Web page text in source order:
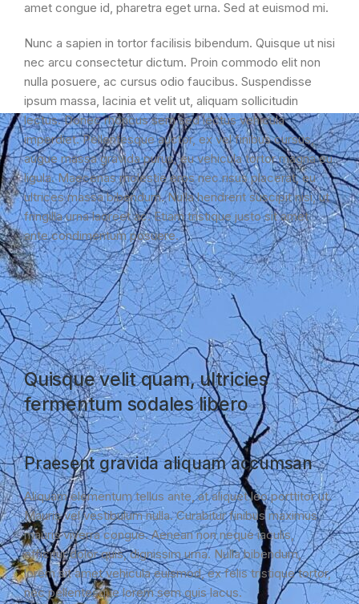
amet congue id, pharetra eget urna. Sed at euismod mi.
Nunc a sapien in tortor facilisis bibendum. Quisque ut nisi
nec arcu consectetur dictum. Proin commodo elit non
nulla posuere, ac cursus odio faucibus. Suspendisse
ipsum massa, lacinia et velit ut, aliquam sollicitudin
lectus. Donec rhoncus sem sed lectus vehicula
imperdiet. Pellentesque auctor, ex vel finibus cursus,
augue massa gravida purus, eu vehicula tortor magna eu
ligula. Maecenas molestie eros nec risus placerat, eu
ultrices massa bibendum. Nulla hendrerit suscipit nisi, ut
fringilla urna laoreet ac. Etiam tristique justo sit amet
ante condimentum posuere.
Quisque velit quam, ultricies
fermentum sodales libero
Praesent gravida aliquam accumsan
Aliquam elementum tellus ante, at aliquet leo porttitor ut.
Mauris vel vestibulum nulla. Curabitur finibus maximus
mauris viverra congue. Aenean non neque iaculis,
efficitur dolor quis, dignissim urna. Nulla bibendum,
lorem sit amet vehicula euismod, ex felis tristique tortor,
nec pellentesque lorem sem quis lacus.